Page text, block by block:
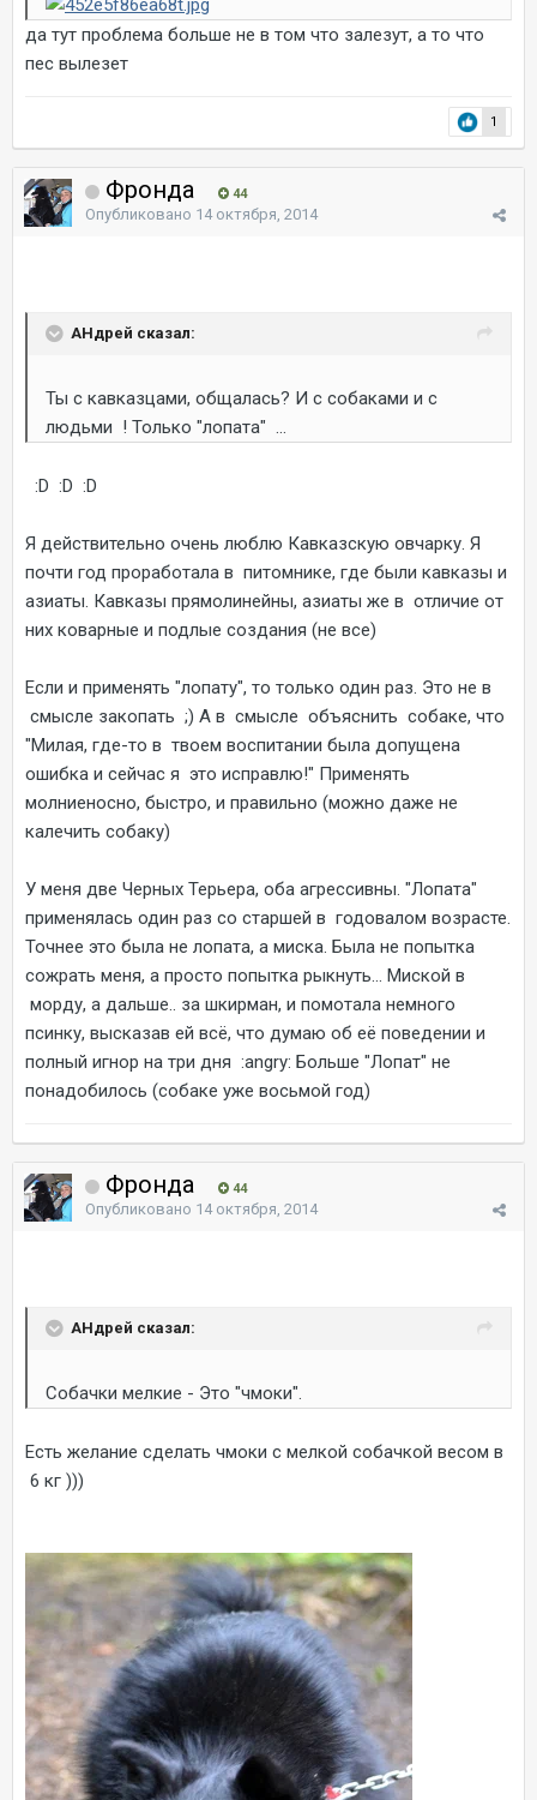
да тут проблема больше не в том что залезут, а то что
пес вылезет
1
Фронда 44
Опубликовано 14 октября, 2014
AHдрей сказал:
Ты с кавказцами, общалась? И с собаками и с
людьми ! Только "лопата" ...
:D :D :D
Я действительно очень люблю Кавказскую овчарку. Я
почти год проработала в питомнике, где были кавказы и
азиаты. Кавказы прямолинейны, азиаты же в отличие от
них коварные и подлые создания (не все)
Если и применять "лопату", то только один раз. Это не в
смысле закопать ;) А в смысле объяснить собаке, что
"Милая, где-то в твоем воспитании была допущена
ошибка и сейчас я это исправлю!" Применять
молниеносно, быстро, и правильно (можно даже не
калечить собаку)
У меня две Черных Терьера, оба агрессивны. "Лопата"
применялась один раз со старшей в годовалом возрасте.
Точнее это была не лопата, а миска. Была не попытка
сожрать меня, а просто попытка рыкнуть... Миской в
морду, а дальше.. за шкирман, и помотала немного
псинку, высказав ей всё, что думаю об её поведении и
полный игнор на три дня :angry: Больше "Лопат" не
понадобилось (собаке уже восьмой год)
Фронда 44
Опубликовано 14 октября, 2014
AHдрей сказал:
Собачки мелкие - Это "чмоки".
Есть желание сделать чмоки с мелкой собачкой весом в
6 кг )))